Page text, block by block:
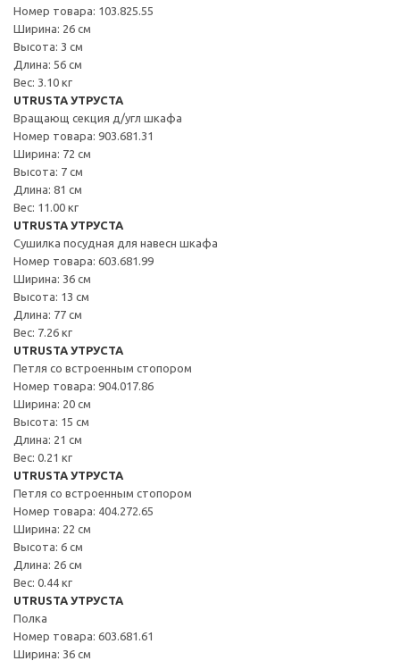
Номер товара: 103.825.55
Ширина: 26 см
Высота: 3 см
Длина: 56 см
Вес: 3.10 кг
UTRUSTA УТРУСТА
Вращающ секция д/угл шкафа
Номер товара: 903.681.31
Ширина: 72 см
Высота: 7 см
Длина: 81 см
Вес: 11.00 кг
UTRUSTA УТРУСТА
Сушилка посудная для навесн шкафа
Номер товара: 603.681.99
Ширина: 36 см
Высота: 13 см
Длина: 77 см
Вес: 7.26 кг
UTRUSTA УТРУСТА
Петля со встроенным стопором
Номер товара: 904.017.86
Ширина: 20 см
Высота: 15 см
Длина: 21 см
Вес: 0.21 кг
UTRUSTA УТРУСТА
Петля со встроенным стопором
Номер товара: 404.272.65
Ширина: 22 см
Высота: 6 см
Длина: 26 см
Вес: 0.44 кг
UTRUSTA УТРУСТА
Полка
Номер товара: 603.681.61
Ширина: 36 см